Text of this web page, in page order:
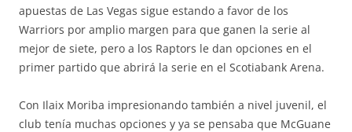
apuestas de Las Vegas sigue estando a favor de los
Warriors por amplio margen para que ganen la serie al
mejor de siete, pero a los Raptors le dan opciones en el
primer partido que abrirá la serie en el Scotiabank Arena.
Con Ilaix Moriba impresionando también a nivel juvenil, el
club tenía muchas opciones y ya se pensaba que McGuane